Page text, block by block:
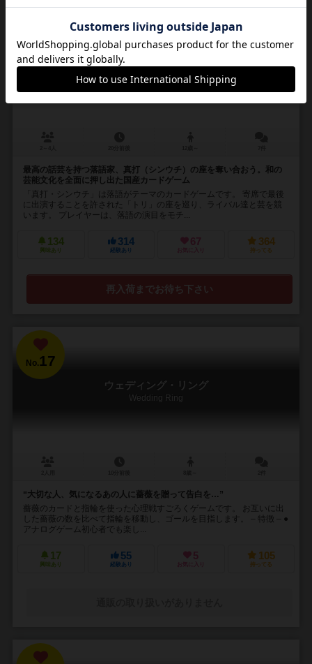
真打（シンウチ）
最高の話芸を持つ落語家、真打（シンウチ）の座を奪い合おう。和の
芸能文化を全面に押し出た国産カードゲーム
「真打・シンウチ」は落語がテーマのカードゲームです。 寄席で最後
に出演することを許された「トリ」の座を巡り、ライバル達と芸を競
います。 プレイヤーは、落語の演目をモチ...
134
興味あり
314
経験あり
67
お気に入り
364
持ってる
再入荷までお待ち下さい
No.17
ウェディング・リング
Wedding Ring
“大切な人、気になるあの人に薔薇を贈って告白を…”
薔薇のカードと指輪を使った心理戦すごろくゲームです。 お互いに出
した薔薇の数を比べて指輪を移動し、ゴールを目指します。 – 特徴 – ●
アナログゲーム初心者でも楽し...
17
興味あり
55
経験あり
5
お気に入り
105
持ってる